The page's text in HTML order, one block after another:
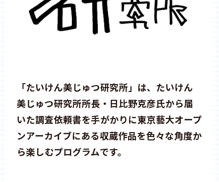
「たいけん美じゅつ研究所」は、たいけん
美じゅつ研究所所長・日比野克彦氏から届
いた調査依頼書を手がかりに東京藝大オープ
ンアーカイブにある収蔵作品を色々な角度か
ら楽しむプログラムです。